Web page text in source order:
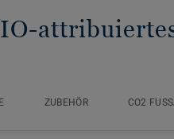
ZUBEHÖR CO2